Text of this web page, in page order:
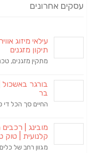
עסקים אחרונים
עילאי מיזוג
תיקון מזגנים
מתקין מזגנים,
בר
החיים סך הכל די
מובינג |
קלנועית | טוק
מגוון רחב של